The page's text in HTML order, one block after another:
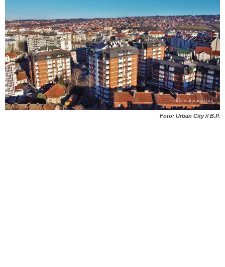
Foto: Urban City // B.P.